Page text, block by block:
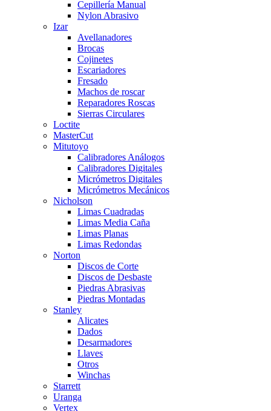
Cepillería Manual
Nylon Abrasivo
Izar
Avellanadores
Brocas
Cojinetes
Escariadores
Fresado
Machos de roscar
Reparadores Roscas
Sierras Circulares
Loctite
MasterCut
Mitutoyo
Calibradores Análogos
Calibradores Digitales
Micrómetros Digitales
Micrómetros Mecánicos
Nicholson
Limas Cuadradas
Limas Media Caña
Limas Planas
Limas Redondas
Norton
Discos de Corte
Discos de Desbaste
Piedras Abrasivas
Piedras Montadas
Stanley
Alicates
Dados
Desarmadores
Llaves
Otros
Winchas
Starrett
Uranga
Vertex